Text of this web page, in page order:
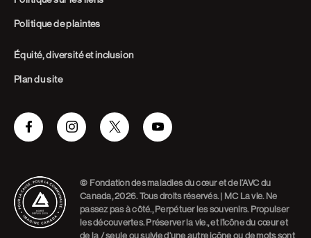
Politique de plaintes
Équité, diversité et inclusion
Plan du site
FacebookInstagramTwitter Youtube
© Fondation des maladies du cœur et de l’AVC du
Canada, 2026. Tous droits réservés. | MC La vie. Ne
passez pas à côté., Perpétuer les souvenirs. Propulser
les découvertes. Préserver la vie., et l’icône du cœur et
de la / seule ou suivie d’une autre icône ou de mots sont